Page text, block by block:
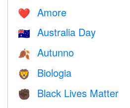
❤️️ Amore
🇦🇺 Australia Day
🍂 Autunno
🦁 Biologia
✊🏿 Black Lives Matter